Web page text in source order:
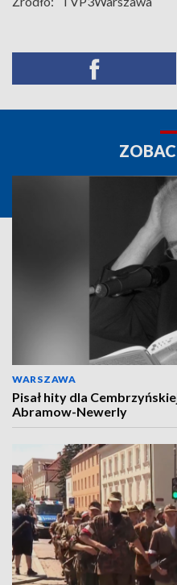
WARSZAWA
Pisał hity dla
Abramow-Newerly